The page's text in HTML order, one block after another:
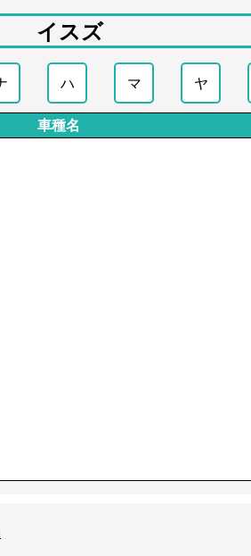
イスズ
ハ マ ヤ
車種名